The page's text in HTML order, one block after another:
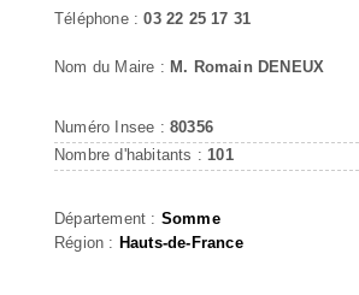
Téléphone :03 22 25 17 31
Nom du Maire : M. Romain DENEUX
Numéro Insee : 80356
Nombre d'habitants : 101
Département : Somme
Région : Hauts-de-France